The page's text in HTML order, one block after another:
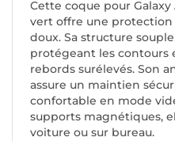
Cette coque pour
vert offre une
doux. Sa structure
protégeant les contours
rebords surélevés. Son
assure un maintien
confortable en mode
supports magnétiques,
voiture ou sur bureau.